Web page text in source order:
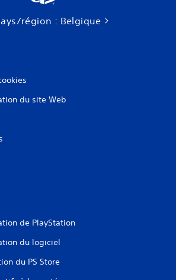
région : Belgique
du site Web
de PlayStation
du logiciel
du PS Store